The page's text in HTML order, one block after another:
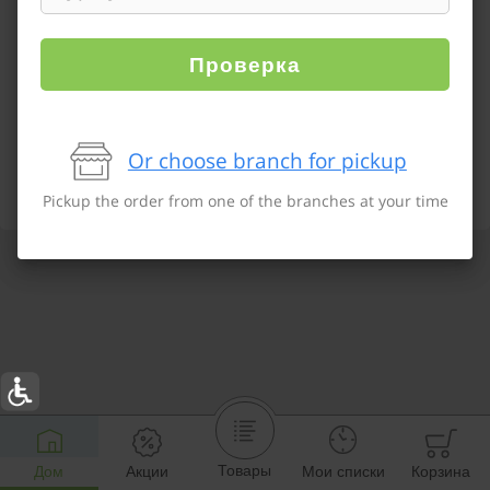
Дом Акции Товары Мои списки Корзина
Проверка
Or choose branch for pickup
Pickup the order from one of the branches at your time